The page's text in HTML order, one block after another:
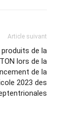
Article suivant
de la
lors de la
de la
2023 des